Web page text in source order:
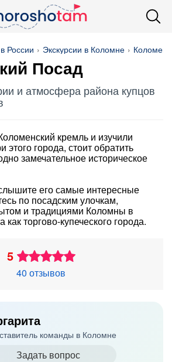
России Экскурсии в Коломне
Посад
и атмосфера района купцов
кремль и изучили
города, стоит обратить
замечательное историческое
его самые интересные
по посадским улочкам,
и традициями Коломны в
как торгово-купеческого города.
5
40 отзывов
команды в Коломне
Задать вопрос